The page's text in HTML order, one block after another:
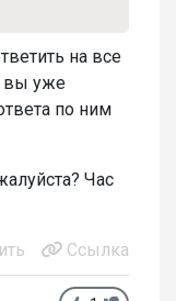
на все
вы уже
по ним
Час
Ссылка